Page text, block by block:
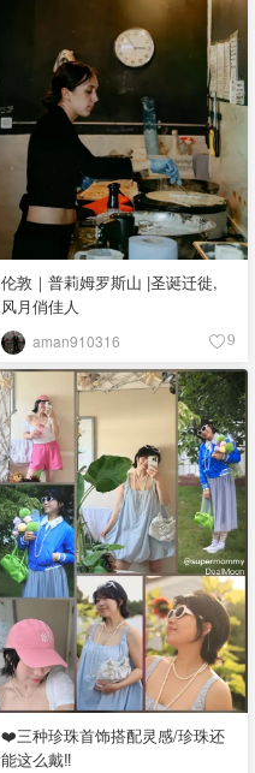
伦敦｜普莉姆罗斯山 |圣诞迁徙,
风月俏佳人
aman910316 9
❤️三种珍珠首饰搭配灵感/珍珠还
能这么戴‼️